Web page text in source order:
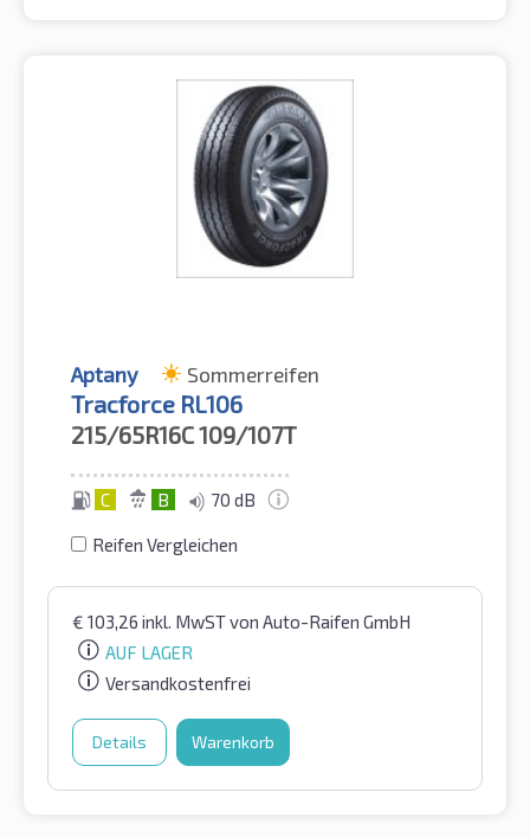
Aptany Sommerreifen
Tracforce RL106
215/65R16C109/107T
C B 70 dB
Reifen Vergleichen
€ 103,26 inkl. MwSTvon Auto-Raifen GmbH
AUF LAGER
Versandkostenfrei
Details Warenkorb